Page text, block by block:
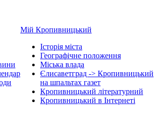
Мій Кропивницький
Історія міста
Географічне положення
Міська влада
Єлисаветград -> Кропивницький
на шпальтах газет
Кропивницький літературний
Кропивницький в Інтернеті